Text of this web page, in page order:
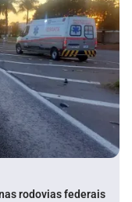
rodovias federais